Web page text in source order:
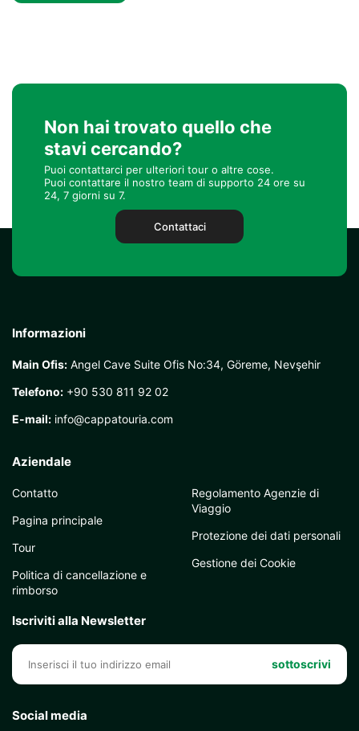
Non hai trovato quello che
stavi cercando?
Puoi contattarci per ulteriori tour o altre cose.
Puoi contattare il nostro team di supporto 24 ore su
24, 7 giorni su 7.
Contattaci
Informazioni
Main Ofis: Angel Cave Suite Ofis No:34, Göreme, Nevşehir
Telefono: +90 530 811 92 02
E-mail: info@cappatouria.com
Aziendale
Contatto
Pagina principale
Tour
Politica di cancellazione e
rimborso
Regolamento Agenzie di
Viaggio
Protezione dei dati personali
Gestione dei Cookie
Iscriviti alla Newsletter
sottoscrivi
Social media